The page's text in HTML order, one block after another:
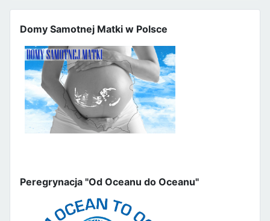
Domy Samotnej Matki w Polsce
Peregrynacja "Od Oceanu do Oceanu"